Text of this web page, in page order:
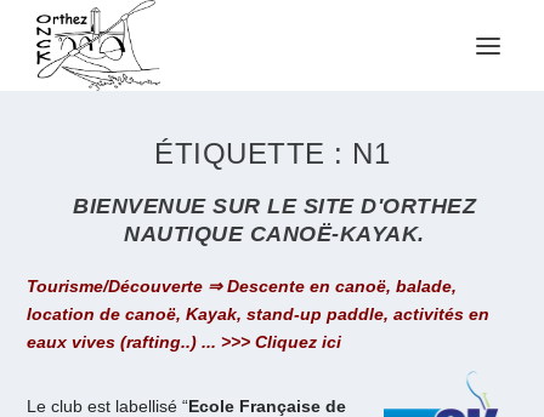
ÉTIQUETTE : N1
BIENVENUE SUR LE SITE D'ORTHEZ
NAUTIQUE CANOË-KAYAK.
Tourisme/Découverte ⇒ Descente en canoë, balade,
location de canoë, Kayak, stand-up paddle, activités en
eaux vives (rafting..) ... >>> Cliquez ici
Le club est labellisé “Ecole Française de